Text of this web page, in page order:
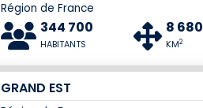
Région de France
344 700
HABITANTS
8 680
KM2
GRAND EST